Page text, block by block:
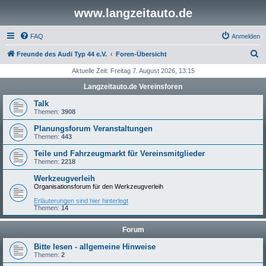
www.langzeitauto.de
FAQ Anmelden
Freunde des Audi Typ 44 e.V. Foren-Übersicht
h
Aktuelle Zeit: Freitag 7. August 2026, 13:15
Langzeitauto.de Vereinsforen
Talk
Themen: 3908
Planungsforum Veranstaltungen
Themen: 443
Teile und Fahrzeugmarkt für Vereinsmitglieder
Themen: 2218
Werkzeugverleih
Organisationsforum für den Werkzeugverleih
Erläuterungen sind hier hinterlegt
Themen: 14
Forum
Bitte lesen - allgemeine Hinweise
Themen: 2